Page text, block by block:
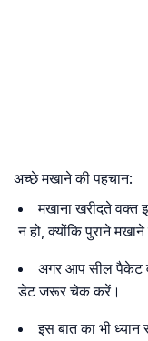
अच्छे मखाने की पहचान:
मखाना खरीदते वक्त
न हो, क्योंकि पुराने
अगर आप सील पैकेट
डेट जरूर चेक करें।
इस बात का भी